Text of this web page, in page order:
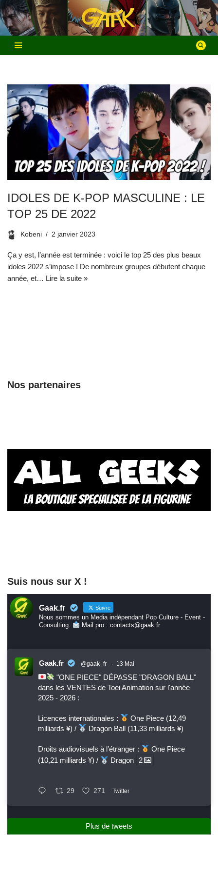
Aller
au
contenu
IDOLES DE K-POP MASCULINE : LE
TOP 25 DE 2022
Kobeni 2 janvier 2023
Ça y est, l’année est terminée : voici le top 25 des plus beaux
idoles 2022 s’impose ! De nombreux groupes débutent chaque
année, et… Lire la suite »
Nos partenaires
Suis nous sur X !
Gaak.fr Suivre
Nous sommes un Media indépendant Pop Culture - Event -
Consulting.
Mail pro : contacts@gaak.fr
Gaak.fr @gaak_fr · 13 Mai
"ONE PIECE" DÉPASSE "DRAGON BALL"
dans les VENTES de Toei Animation sur l'année
2025 - 2026 :
Licences internationales :
One Piece (12,49
milliards ¥) /
Dragon Ball (11,33 milliards ¥)
Droits audiovisuels à l’étranger :
One Piece
(10,21 milliards ¥) /
Dragon 2
29 271 Twitter
Plus de tweets